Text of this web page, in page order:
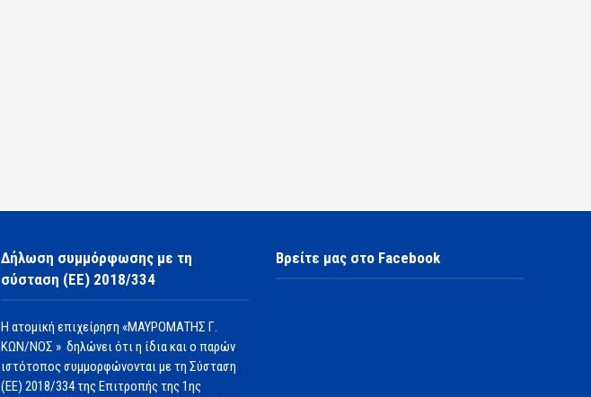
Δήλωση συμμόρφωσης με τη
σύσταση (ΕΕ) 2018/334
Η ατομική επιχείρηση «ΜΑΥΡΟΜΑΤΗΣ Γ.
ΚΩΝ/ΝΟΣ » δηλώνει ότι η ίδια και ο παρών
ιστότοπος συμμορφώνονται με τη Σύσταση
(ΕΕ) 2018/334 της Επιτροπής της 1ης
Βρείτε μας στο Facebook